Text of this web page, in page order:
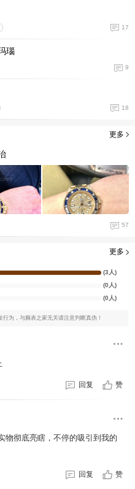
17
瑙
9
18
更多
57
更多
(3人)
(0人)
(0人)
为，与腕表之家无关请注意判断真伪！
回复 赞
物彻底亮瞎，不停的吸引到我的
回复 赞